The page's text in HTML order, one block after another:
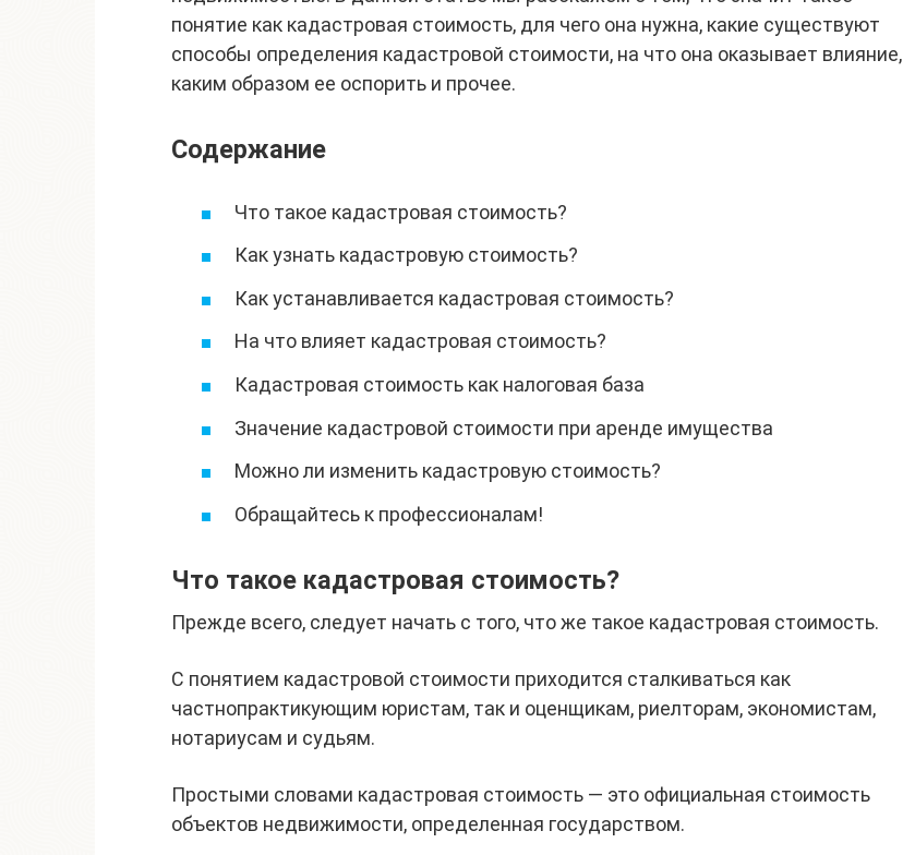
понятие как кадастровая стоимость, для чего она нужна, какие существуют
способы определения кадастровой стоимости, на что она оказывает влияние,
каким образом ее оспорить и прочее.
Содержание
Что такое кадастровая стоимость?
Как узнать кадастровую стоимость?
Как устанавливается кадастровая стоимость?
На что влияет кадастровая стоимость?
Кадастровая стоимость как налоговая база
Значение кадастровой стоимости при аренде имущества
Можно ли изменить кадастровую стоимость?
Обращайтесь к профессионалам!
Что такое кадастровая стоимость?
Прежде всего, следует начать с того, что же такое кадастровая стоимость.
С понятием кадастровой стоимости приходится сталкиваться как
частнопрактикующим юристам, так и оценщикам, риелторам, экономистам,
нотариусам и судьям.
Простыми словами кадастровая стоимость — это официальная стоимость
объектов недвижимости, определенная государством.